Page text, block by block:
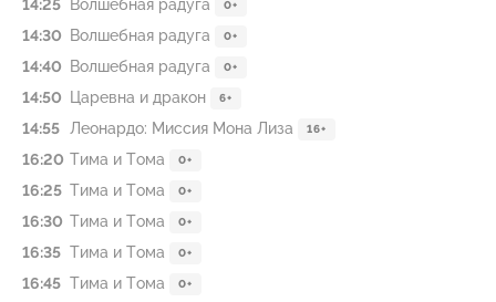
14:25 Волшебная радуга 0+
14:30 Волшебная радуга 0+
14:40 Волшебная радуга 0+
14:50 Царевна и дракон 6+
14:55 Леонардо: Миссия Мона Лиза 16+
16:20 Тима и Тома 0+
16:25 Тима и Тома 0+
16:30 Тима и Тома 0+
16:35 Тима и Тома 0+
16:45 Тима и Тома 0+